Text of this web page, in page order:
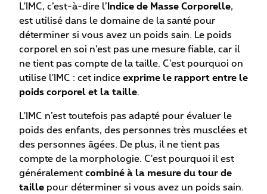
L'IMC, c’est-à-dire l’ Indice de Masse Corporelle,
est utilisé dans le domaine de la santé pour
déterminer si vous avez un poids sain. Le poids
corporel en soi n'est pas une mesure fiable, car il
ne tient pas compte de la taille. C'est pourquoi on
utilise l'IMC : cet indice exprime le rapport entre le
poids corporel et la taille.
L'IMC n’est toutefois pas adapté pour évaluer le
poids des enfants, des personnes très musclées et
des personnes âgées. De plus, il ne tient pas
compte de la morphologie. C'est pourquoi il est
généralement combiné à la mesure du tour de
taille pour déterminer si vous avez un poids sain.